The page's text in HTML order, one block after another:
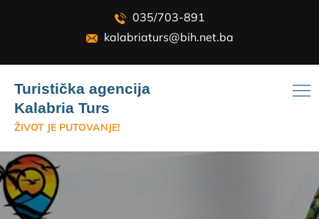
035/703-891
kalabriaturs@bih.net.ba
Turistička agencija
Kalabria Turs
ŽIVOT JE PUTOVANJE!